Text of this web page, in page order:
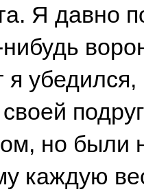
Я давно
я
но были
каждую